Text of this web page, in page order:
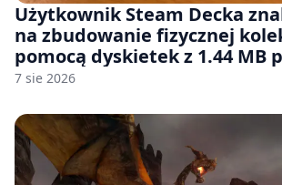
Użytkownik Steam Decka
na zbudowanie fizycznej
pomocą dyskietek z 1.44 MB
7 sie 2026